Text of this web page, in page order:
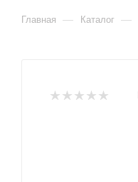
Главная — Каталог —